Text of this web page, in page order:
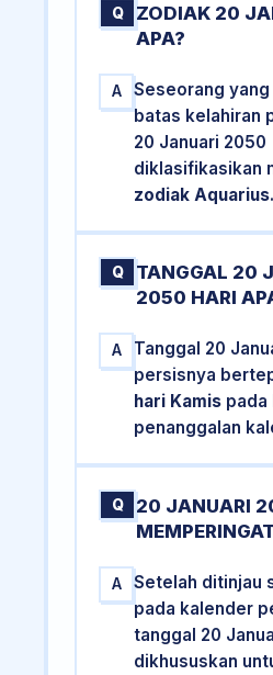
Q
ZODIAK 20
APA?
A
Seseorang
batas kelahiran
20 Januari 2050
diklasifikasikan
zodiak Aquarius.
Q
TANGGAL 20
2050 HARI
A
Tanggal 20
persisnya
hari Kamis pada
penanggalan
Q
20 JANUARI
A
Setelah ditinjau
pada kalender
tanggal 20
dikhususkan